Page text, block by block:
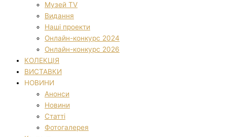
Музей TV
Видання
Наші проекти
Онлайн-конкурс 2024
Онлайн-конкурс 2026
КОЛЕКЦІЯ
ВИСТАВКИ
НОВИНИ
Анонси
Новини
Статті
Фотогалерея